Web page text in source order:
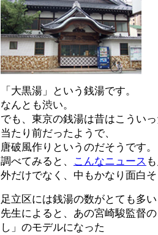
「大黒湯」という銭湯です。
なんとも渋い。
でも、東京の銭湯は昔はこうい
当たり前だったようで、
唐破風作りというのだそうです。
調べてみると、
こんなニュース
外だけでなく、中もかなり面白
足立区には銭湯の数がとても多
先生によると、あの宮崎駿監督
し」のモデルになった